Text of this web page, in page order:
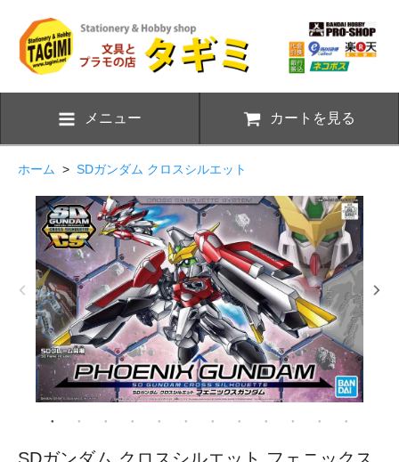
メニュー カートを見る
ホーム > SDガンダム クロスシルエット